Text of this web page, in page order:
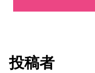
投稿者